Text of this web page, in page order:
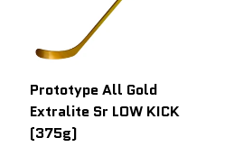
Prototype All Gold
Extralite Sr LOW KICK
(375g)